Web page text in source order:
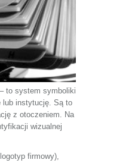
to system symboliki
lub instytucję. Są to
z otoczeniem. Na
wizualnej
firmowy),